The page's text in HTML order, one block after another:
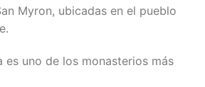
Myron, ubicadas en el pueblo
es uno de los monasterios más